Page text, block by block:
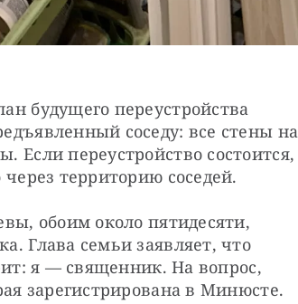
будущего переустройства
соседу: все стены на
переустройство состоится,
территорию соседей.
обоим около пятидесяти,
Глава семьи заявляет, что
я — ​священник. На вопрос,
зарегистрирована в Минюсте.